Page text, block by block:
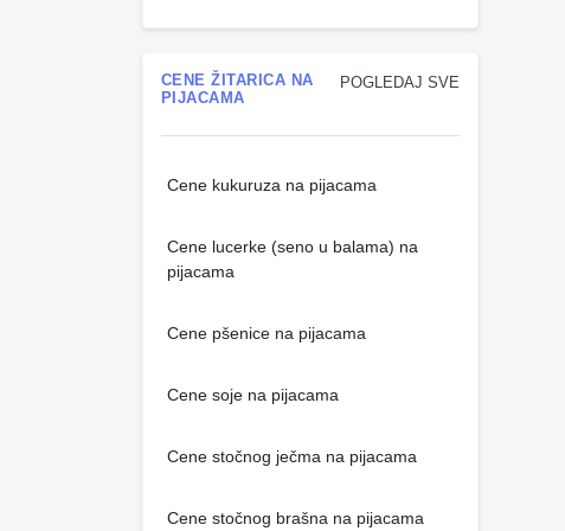
POGLEDAJ SVE
CENE ŽITARICA NA
PIJACAMA
Cene kukuruza na pijacama
Cene lucerke (seno u balama) na
pijacama
Cene pšenice na pijacama
Cene soje na pijacama
Cene stočnog ječma na pijacama
Cene stočnog brašna na pijacama